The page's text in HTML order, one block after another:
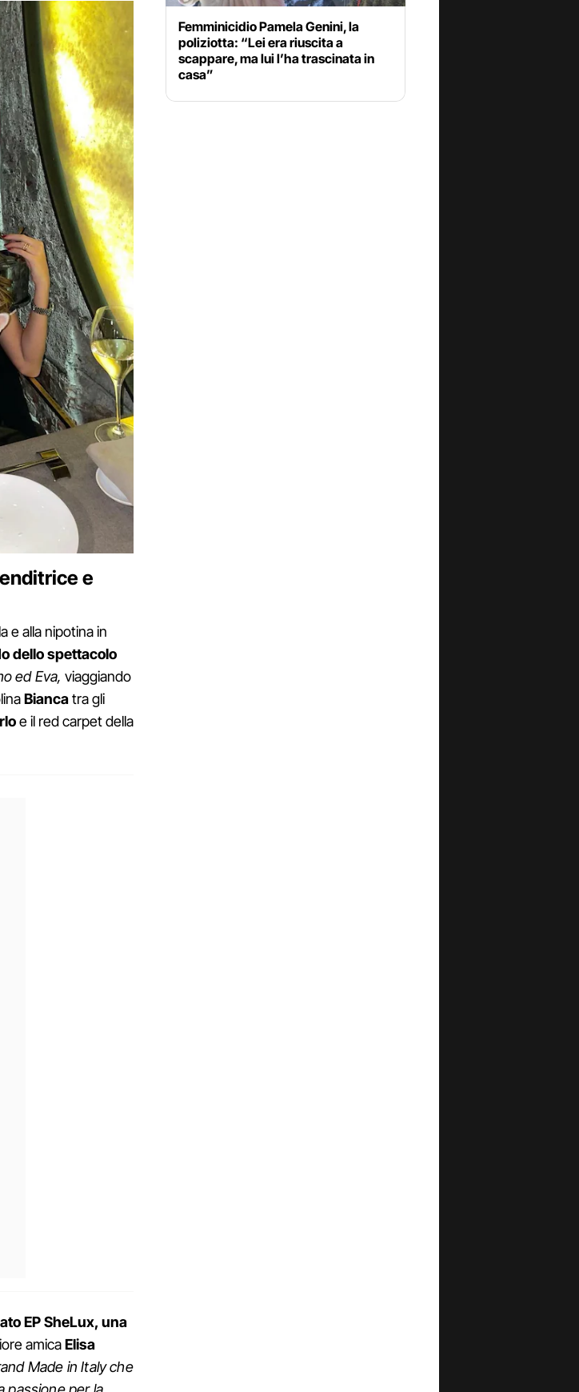
e
e alla nipotina in
dello spettacolo
ed Eva, viaggiando
Biancatra gli
e il red carpet della
EP SheLux, una
amicaElisa
Made in Italy che
Femminicidio Pamela Genini, la
poliziotta: “Lei era riuscita a
scappare, ma lui l’ha trascinata in
casa”